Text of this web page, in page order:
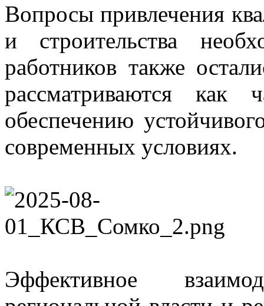
Вопросы привлечения
и строительства
работников также
рассматриваются как
обеспечению
современных условиях.
Эффективное